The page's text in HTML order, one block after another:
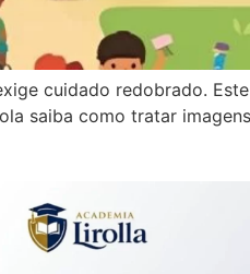
cuidado redobrado.
saiba como tratar